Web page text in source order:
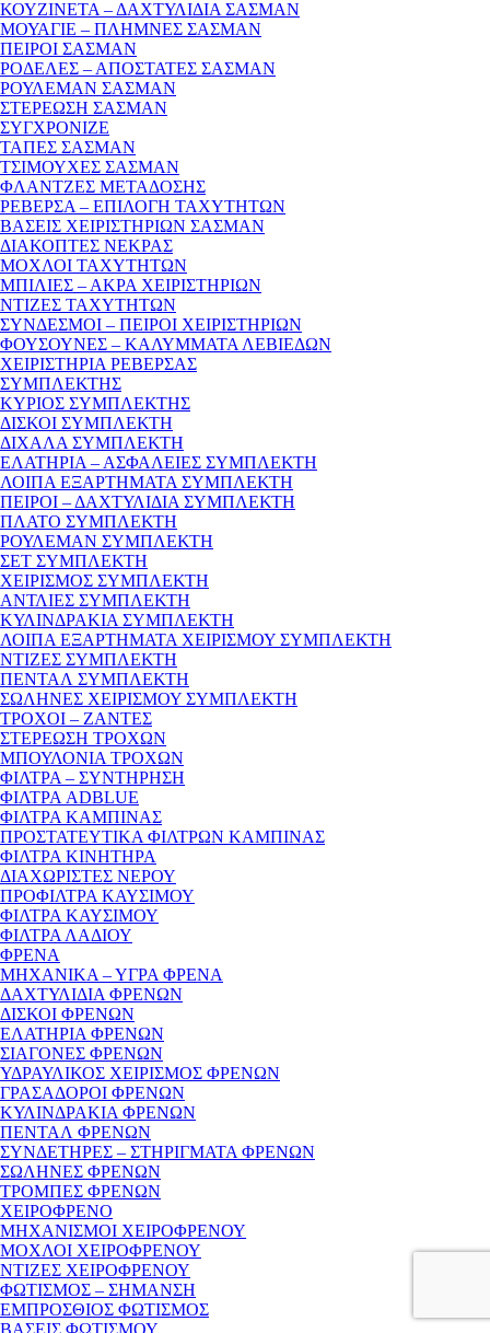
ΚΟΥΖΙΝΕΤΑ – ΔΑΧΤΥΛΙΔΙΑ ΣΑΣΜΑΝ
ΜΟΥΑΓΙΕ – ΠΛΗΜΝΕΣ ΣΑΣΜΑΝ
ΠΕΙΡΟΙ ΣΑΣΜΑΝ
ΡΟΔΕΛΕΣ – ΑΠΟΣΤΑΤΕΣ ΣΑΣΜΑΝ
ΡΟΥΛΕΜΑΝ ΣΑΣΜΑΝ
ΣΤΕΡΕΩΣΗ ΣΑΣΜΑΝ
ΣΥΓΧΡΟΝΙΖΕ
ΤΑΠΕΣ ΣΑΣΜΑΝ
ΤΣΙΜΟΥΧΕΣ ΣΑΣΜΑΝ
ΦΛΑΝΤΖΕΣ ΜΕΤΑΔΟΣΗΣ
ΡΕΒΕΡΣΑ – ΕΠΙΛΟΓΗ ΤΑΧΥΤΗΤΩΝ
ΒΑΣΕΙΣ ΧΕΙΡΙΣΤΗΡΙΩΝ ΣΑΣΜΑΝ
ΔΙΑΚΟΠΤΕΣ ΝΕΚΡΑΣ
ΜΟΧΛΟΙ ΤΑΧΥΤΗΤΩΝ
ΜΠΙΛΙΕΣ – ΑΚΡΑ ΧΕΙΡΙΣΤΗΡΙΩΝ
ΝΤΙΖΕΣ ΤΑΧΥΤΗΤΩΝ
ΣΥΝΔΕΣΜΟΙ – ΠΕΙΡΟΙ ΧΕΙΡΙΣΤΗΡΙΩΝ
ΦΟΥΣΟΥΝΕΣ – ΚΑΛΥΜΜΑΤΑ ΛΕΒΙΕΔΩΝ
ΧΕΙΡΙΣΤΗΡΙΑ ΡΕΒΕΡΣΑΣ
ΣΥΜΠΛΕΚΤΗΣ
ΚΥΡΙΟΣ ΣΥΜΠΛΕΚΤΗΣ
ΔΙΣΚΟΙ ΣΥΜΠΛΕΚΤΗ
ΔΙΧΑΛΑ ΣΥΜΠΛΕΚΤΗ
ΕΛΑΤΗΡΙΑ – ΑΣΦΑΛΕΙΕΣ ΣΥΜΠΛΕΚΤΗ
ΛΟΙΠΑ ΕΞΑΡΤΗΜΑΤΑ ΣΥΜΠΛΕΚΤΗ
ΠΕΙΡΟΙ – ΔΑΧΤΥΛΙΔΙΑ ΣΥΜΠΛΕΚΤΗ
ΠΛΑΤΟ ΣΥΜΠΛΕΚΤΗ
ΡΟΥΛΕΜΑΝ ΣΥΜΠΛΕΚΤΗ
ΣΕΤ ΣΥΜΠΛΕΚΤΗ
ΧΕΙΡΙΣΜΟΣ ΣΥΜΠΛΕΚΤΗ
ΑΝΤΛΙΕΣ ΣΥΜΠΛΕΚΤΗ
ΚΥΛΙΝΔΡΑΚΙΑ ΣΥΜΠΛΕΚΤΗ
ΛΟΙΠΑ ΕΞΑΡΤΗΜΑΤΑ ΧΕΙΡΙΣΜΟΥ ΣΥΜΠΛΕΚΤΗ
ΝΤΙΖΕΣ ΣΥΜΠΛΕΚΤΗ
ΠΕΝΤΑΛ ΣΥΜΠΛΕΚΤΗ
ΣΩΛΗΝΕΣ ΧΕΙΡΙΣΜΟΥ ΣΥΜΠΛΕΚΤΗ
ΤΡΟΧΟΙ – ΖΑΝΤΕΣ
ΣΤΕΡΕΩΣΗ ΤΡΟΧΩΝ
ΜΠΟΥΛΟΝΙΑ ΤΡΟΧΩΝ
ΦΙΛΤΡΑ – ΣΥΝΤΗΡΗΣΗ
ΦΙΛΤΡΑ ADBLUE
ΦΙΛΤΡΑ ΚΑΜΠΙΝΑΣ
ΠΡΟΣΤΑΤΕΥΤΙΚΑ ΦΙΛΤΡΩΝ ΚΑΜΠΙΝΑΣ
ΦΙΛΤΡΑ ΚΙΝΗΤΗΡΑ
ΔΙΑΧΩΡΙΣΤΕΣ ΝΕΡΟΥ
ΠΡΟΦΙΛΤΡΑ ΚΑΥΣΙΜΟΥ
ΦΙΛΤΡΑ ΚΑΥΣΙΜΟΥ
ΦΙΛΤΡΑ ΛΑΔΙΟΥ
ΦΡΕΝΑ
ΜΗΧΑΝΙΚΑ – ΥΓΡΑ ΦΡΕΝΑ
ΔΑΧΤΥΛΙΔΙΑ ΦΡΕΝΩΝ
ΔΙΣΚΟΙ ΦΡΕΝΩΝ
ΕΛΑΤΗΡΙΑ ΦΡΕΝΩΝ
ΣΙΑΓΟΝΕΣ ΦΡΕΝΩΝ
ΥΔΡΑΥΛΙΚΟΣ ΧΕΙΡΙΣΜΟΣ ΦΡΕΝΩΝ
ΓΡΑΣΑΔΟΡΟΙ ΦΡΕΝΩΝ
ΚΥΛΙΝΔΡΑΚΙΑ ΦΡΕΝΩΝ
ΠΕΝΤΑΛ ΦΡΕΝΩΝ
ΣΥΝΔΕΤΗΡΕΣ – ΣΤΗΡΙΓΜΑΤΑ ΦΡΕΝΩΝ
ΣΩΛΗΝΕΣ ΦΡΕΝΩΝ
ΤΡΟΜΠΕΣ ΦΡΕΝΩΝ
ΧΕΙΡΟΦΡΕΝΟ
ΜΗΧΑΝΙΣΜΟΙ ΧΕΙΡΟΦΡΕΝΟΥ
ΜΟΧΛΟΙ ΧΕΙΡΟΦΡΕΝΟΥ
ΝΤΙΖΕΣ ΧΕΙΡΟΦΡΕΝΟΥ
ΦΩΤΙΣΜΟΣ – ΣΗΜΑΝΣΗ
ΕΜΠΡΟΣΘΙΟΣ ΦΩΤΙΣΜΟΣ
ΒΑΣΕΙΣ ΦΩΤΙΣΜΟΥ